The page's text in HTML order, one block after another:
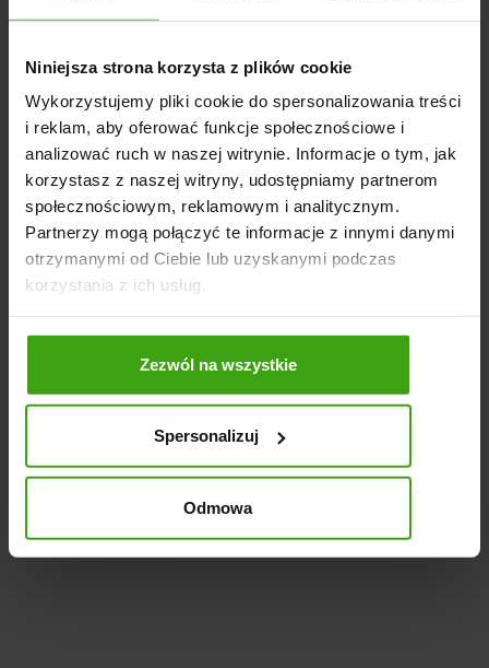
Niniejsza strona korzysta z plików cookie
Wykorzystujemy pliki cookie do spersonalizowania treści
i reklam, aby oferować funkcje społecznościowe i
analizować ruch w naszej witrynie. Informacje o tym, jak
korzystasz z naszej witryny, udostępniamy partnerom
społecznościowym, reklamowym i analitycznym.
Partnerzy mogą połączyć te informacje z innymi danymi
otrzymanymi od Ciebie lub uzyskanymi podczas
korzystania z ich usług.
Zezwól na wszystkie
Spersonalizuj
Odmowa
Błąd 404 Ups! Przepraszamy,
ale tu akurat nic nie
znajdziesz
To czego szukasz możesz znaleźć używając
główną lub do jednego z poniższych działów.
Strona główna
Panel klienta
Promocje